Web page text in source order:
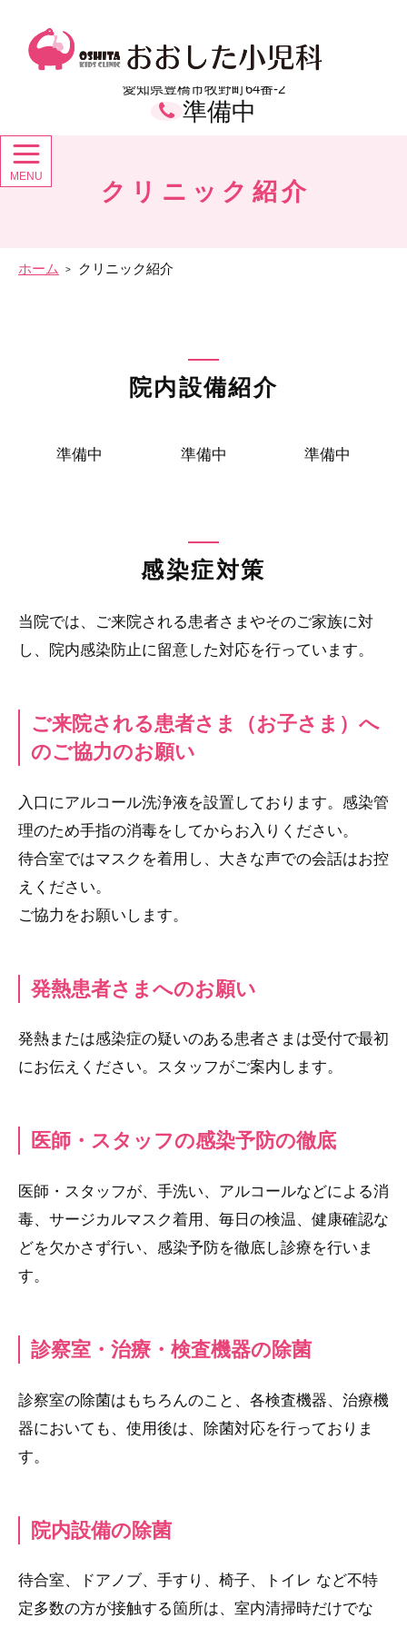
おおした小児科 愛知県豊橋市の小児科
愛知県豊橋市牧野町64番-2
準備中
ホーム クリニック紹介
クリニック紹介
院内設備紹介
準備中 準備中 準備中
感染症対策
当院では、ご来院される患者さまやそのご家族に対
し、院内感染防止に留意した対応を行っています。
ご来院される患者さま（お子さま）へ
のご協力のお願い
入口にアルコール洗浄液を設置しております。感染管
理のため手指の消毒をしてからお入りください。
待合室ではマスクを着用し、大きな声での会話はお控
えください。
ご協力をお願いします。
発熱患者さまへのお願い
発熱または感染症の疑いのある患者さまは受付で最初
にお伝えください。スタッフがご案内します。
医師・スタッフの感染予防の徹底
医師・スタッフが、手洗い、アルコールなどによる消
毒、サージカルマスク着用、毎日の検温、健康確認な
どを欠かさず行い、感染予防を徹底し診療を行いま
す。
診察室・治療・検査機器の除菌
診察室の除菌はもちろんのこと、各検査機器、治療機
器においても、使用後は、除菌対応を行っておりま
す。
院内設備の除菌
待合室、ドアノブ、手すり、椅子、トイレ など不特
定多数の方が接触する箇所は、室内清掃時だけでな